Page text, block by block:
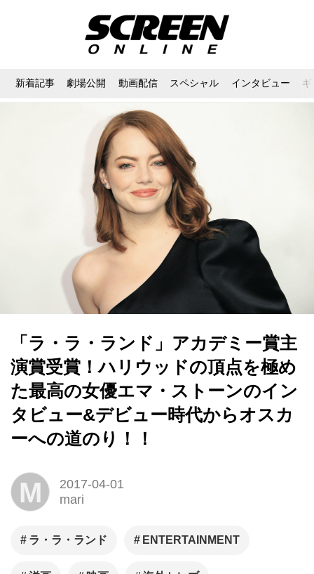
新着記事 劇場公開 動画配信 スペシャル インタビュー
「ラ・ラ・ランド」アカデミー賞主
演賞受賞！ハリウッドの頂点を極め
た最高の女優エマ・ストーンのイン
タビュー&デビュー時代からオスカ
ーへの道のり！！
M
2017-04-01
mari
ラ・ラ・ランド ENTERTAINMENT